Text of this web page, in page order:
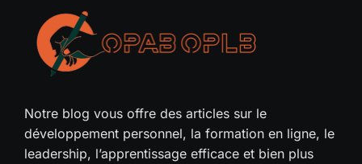
Notre blog vous offre des articles sur le
développement personnel, la formation en ligne, le
leadership, l’apprentissage efficace et bien plus